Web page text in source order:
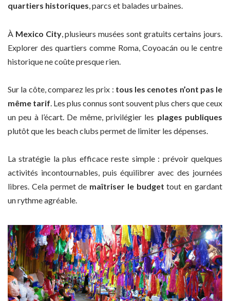
quartiers historiques, parcs et balades urbaines.
À Mexico City, plusieurs musées sont gratuits certains jours.
Explorer des quartiers comme Roma, Coyoacán ou le centre
historique ne coûte presque rien.
Sur la côte, comparez les prix : tous les cenotes n’ont pas le
même tarif. Les plus connus sont souvent plus chers que ceux
un peu à l’écart. De même, privilégier les plages publiques
plutôt que les beach clubs permet de limiter les dépenses.
La stratégie la plus efficace reste simple : prévoir quelques
activités incontournables, puis équilibrer avec des journées
libres. Cela permet de maîtriser le budget tout en gardant
un rythme agréable.